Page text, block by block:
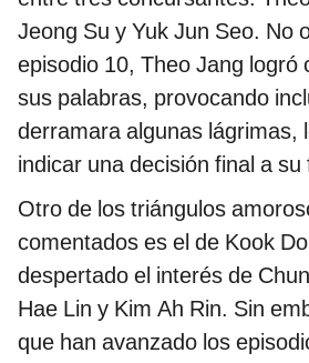
Jeong Su y Yuk Jun Seo. No
episodio 10, Theo Jang logró
sus palabras, provocando
derramara algunas lágrimas,
indicar una decisión final a su
Otro de los triángulos
comentados es el de Kook
despertado el interés de
Hae Lin y Kim Ah Rin. Sin
que han avanzado los